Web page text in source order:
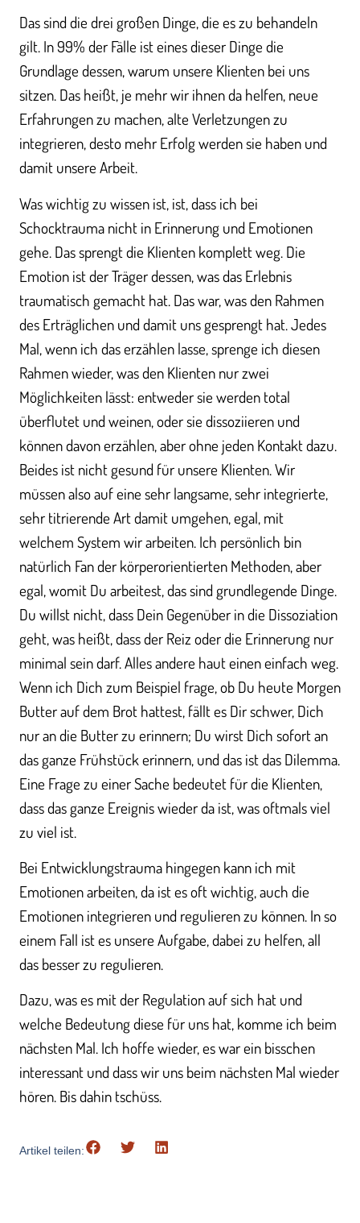
Das sind die drei großen Dinge, die es zu behandeln
gilt. In 99% der Fälle ist eines dieser Dinge die
Grundlage dessen, warum unsere Klienten bei uns
sitzen. Das heißt, je mehr wir ihnen da helfen, neue
Erfahrungen zu machen, alte Verletzungen zu
integrieren, desto mehr Erfolg werden sie haben und
damit unsere Arbeit.
Was wichtig zu wissen ist, ist, dass ich bei
Schocktrauma nicht in Erinnerung und Emotionen
gehe. Das sprengt die Klienten komplett weg. Die
Emotion ist der Träger dessen, was das Erlebnis
traumatisch gemacht hat. Das war, was den Rahmen
des Erträglichen und damit uns gesprengt hat. Jedes
Mal, wenn ich das erzählen lasse, sprenge ich diesen
Rahmen wieder, was den Klienten nur zwei
Möglichkeiten lässt: entweder sie werden total
überflutet und weinen, oder sie dissoziieren und
können davon erzählen, aber ohne jeden Kontakt dazu.
Beides ist nicht gesund für unsere Klienten. Wir
müssen also auf eine sehr langsame, sehr integrierte,
sehr titrierende Art damit umgehen, egal, mit
welchem System wir arbeiten. Ich persönlich bin
natürlich Fan der körperorientierten Methoden, aber
egal, womit Du arbeitest, das sind grundlegende Dinge.
Du willst nicht, dass Dein Gegenüber in die Dissoziation
geht, was heißt, dass der Reiz oder die Erinnerung nur
minimal sein darf. Alles andere haut einen einfach weg.
Wenn ich Dich zum Beispiel frage, ob Du heute Morgen
Butter auf dem Brot hattest, fällt es Dir schwer, Dich
nur an die Butter zu erinnern; Du wirst Dich sofort an
das ganze Frühstück erinnern, und das ist das Dilemma.
Eine Frage zu einer Sache bedeutet für die Klienten,
dass das ganze Ereignis wieder da ist, was oftmals viel
zu viel ist.
Bei Entwicklungstrauma hingegen kann ich mit
Emotionen arbeiten, da ist es oft wichtig, auch die
Emotionen integrieren und regulieren zu können. In so
einem Fall ist es unsere Aufgabe, dabei zu helfen, all
das besser zu regulieren.
Dazu, was es mit der Regulation auf sich hat und
welche Bedeutung diese für uns hat, komme ich beim
nächsten Mal. Ich hoffe wieder, es war ein bisschen
interessant und dass wir uns beim nächsten Mal wieder
hören. Bis dahin tschüss.
Artikel teilen: